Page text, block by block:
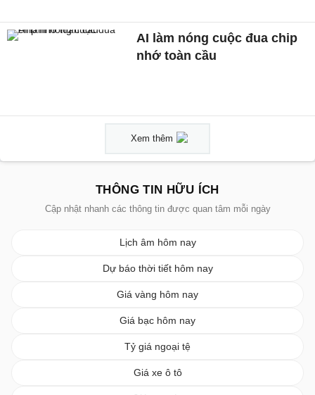
AI làm nóng cuộc đua chip
nhớ toàn cầu
Xem thêm
THÔNG TIN HỮU ÍCH
Cập nhật nhanh các thông tin được quan tâm mỗi ngày
Lịch âm hôm nay
Dự báo thời tiết hôm nay
Giá vàng hôm nay
Giá bạc hôm nay
Tỷ giá ngoại tệ
Giá xe ô tô